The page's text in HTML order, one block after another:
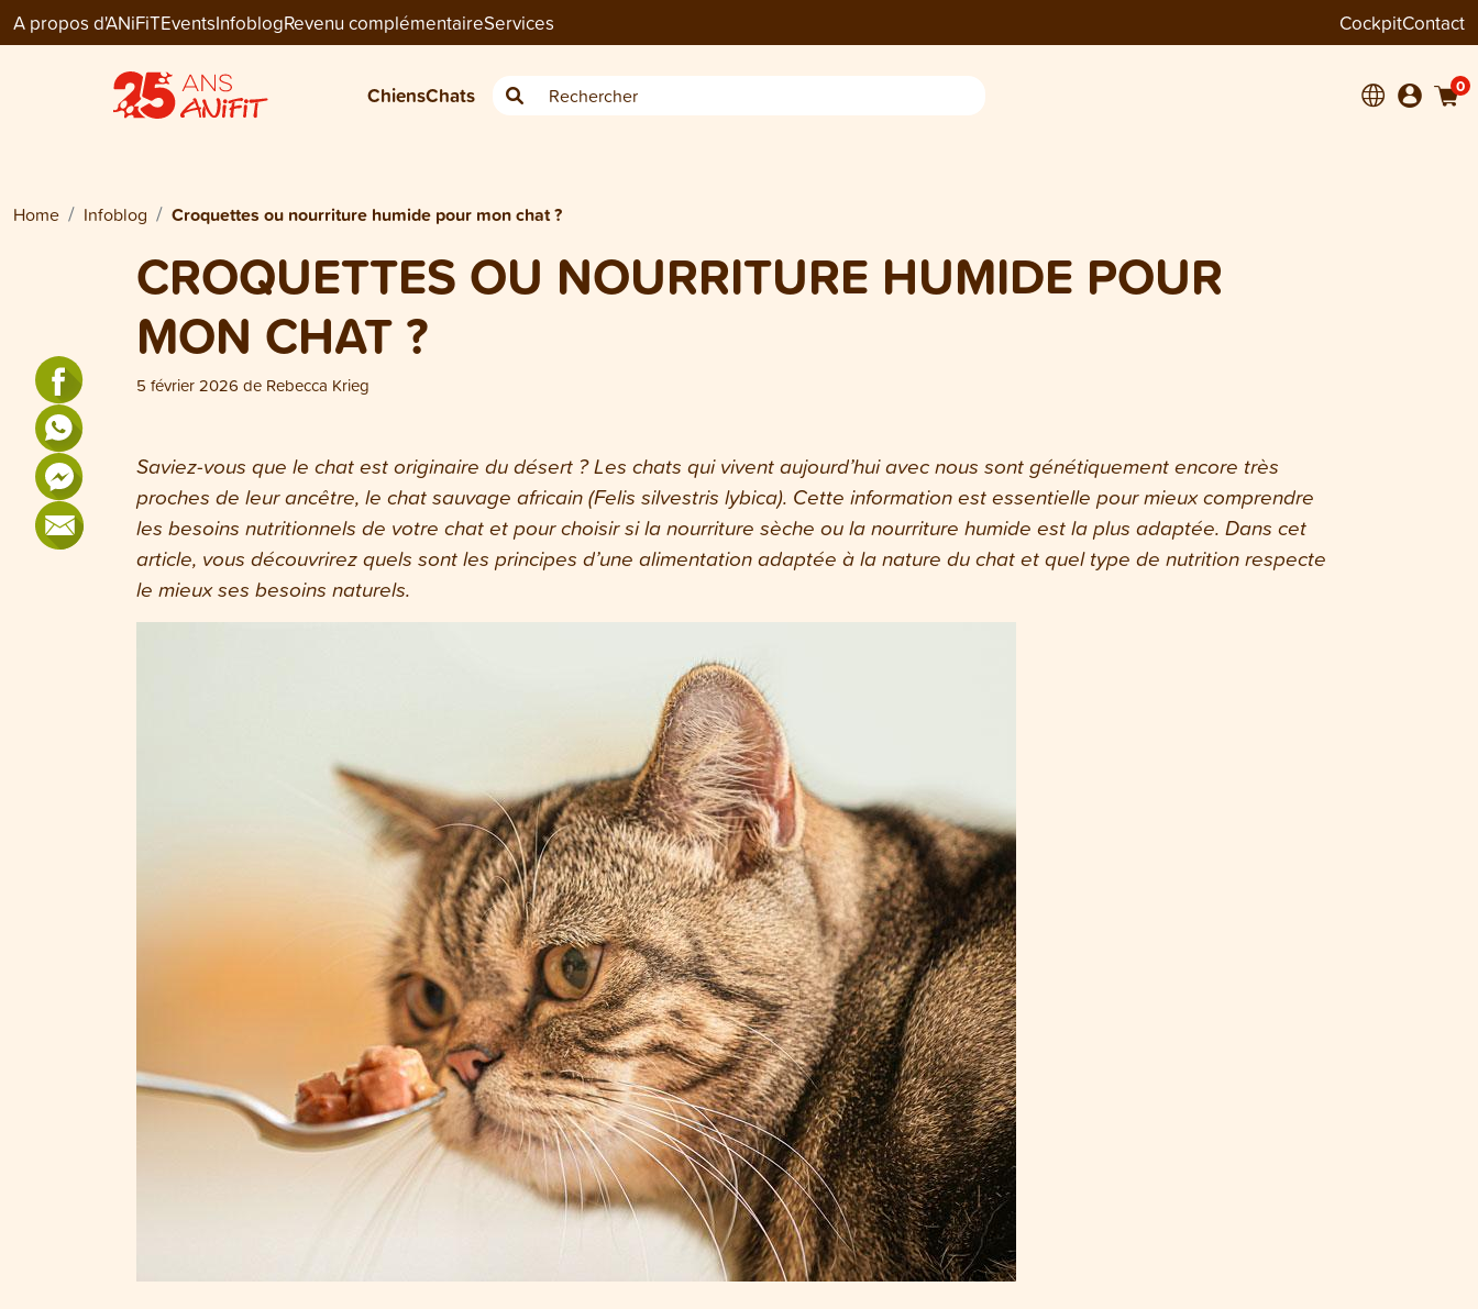
A propos d'ANiFiTEventsInfoblogRevenu complémentaireServices CockpitContact
ChiensChats 0
Home Infoblog Croquettes ou nourriture humide pour mon chat ?
CROQUETTES OU NOURRITURE HUMIDE POUR
MON CHAT ?
5 février 2026 de Rebecca Krieg
Saviez-vous que le chat est originaire du désert ? Les chats qui vivent aujourd’hui avec nous sont génétiquement encore très
proches de leur ancêtre, le chat sauvage africain (Felis silvestris lybica). Cette information est essentielle pour mieux comprendre
les besoins nutritionnels de votre chat et pour choisir si la nourriture sèche ou la nourriture humide est la plus adaptée. Dans cet
article, vous découvrirez quels sont les principes d’une alimentation adaptée à la nature du chat et quel type de nutrition respecte
le mieux ses besoins naturels.